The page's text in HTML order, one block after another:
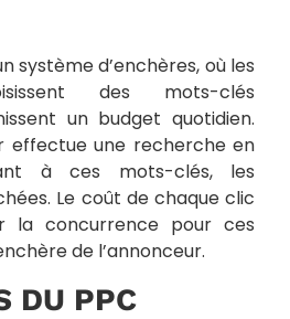
système d’enchères, où les
des mots-clés
un budget quotidien.
effectue une recherche en
à ces mots-clés, les
Le coût de chaque clic
la concurrence pour ces
de l’annonceur.
DU PPC